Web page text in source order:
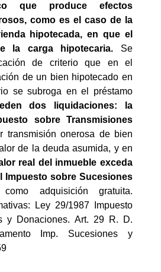
que produce efectos
como es el caso de la
hipotecada, en que el
la carga hipotecaria. Se
de criterio que en el
de un bien hipotecado en
se subroga en el préstamo
dos liquidaciones: la
sobre Transmisiones
transmisión onerosa de bien
de la deuda asumida, y en
real del inmueble exceda
Impuesto sobre Sucesiones
como adquisición gratuita.
Ley 29/1987 Impuesto
y Donaciones. Art. 29 R. D.
Imp. Sucesiones y